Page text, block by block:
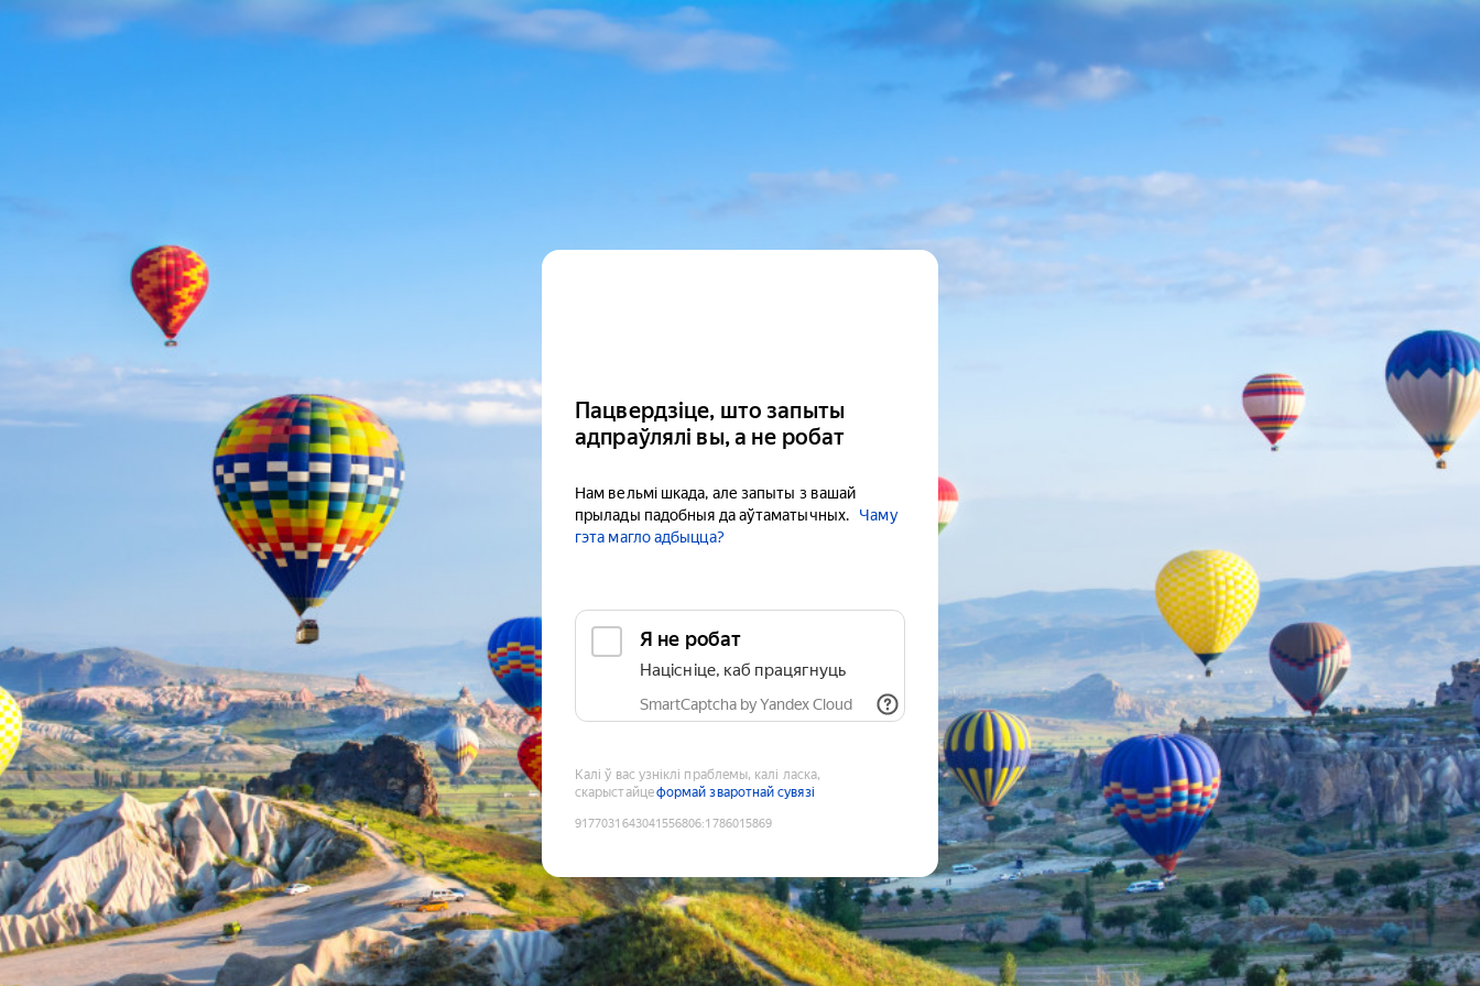
Пацвердзіце, што запыты
адпраўлялі вы, а не робат
Нам вельмі шкада, але запыты з вашай
прылады падобныя да аўтаматычных.
Чаму
гэта магло адбыцца?
Я не робат
Націсніце, каб працягнуць
SmartCaptcha by Yandex Cloud
Калі ў вас узніклі праблемы, калі ласка,
скарыстайцеформай зваротнай сувязі
9177031643041556806:1786015869